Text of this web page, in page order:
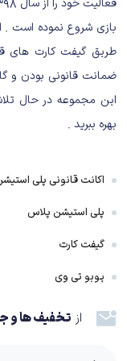
اولین موردی که داستان
کاراکترها آشنا می‌کند.
هیجان‌انگیزتر هستیم.
می‌خواهند جدای اوردر را
با این‌حال وی هنوز غرق
بازی شروع نموده است .
طریق گیفت کارت های
ضمانت قانونی بودن و
این مجموعه در حال
بهره ببرید .
اکانت قانونی پلی
پلی استیشن پلاس
گیفت کارت
پوبو تی وی
از تخفیف ها و